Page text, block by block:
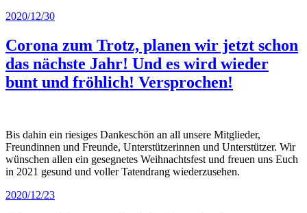
2020/12/30
Corona zum Trotz, planen wir jetzt schon
das nächste Jahr! Und es wird wieder
bunt und fröhlich! Versprochen!
Bis dahin ein riesiges Dankeschön an all unsere Mitglieder,
Freundinnen und Freunde, Unterstützerinnen und Unterstützer. Wir
wünschen allen ein gesegnetes Weihnachtsfest und freuen uns Euch
in 2021 gesund und voller Tatendrang wiederzusehen.
2020/12/23